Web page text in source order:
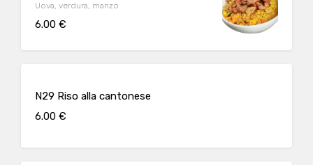
Uova, verdura, manzo
6.00 €
N29 Riso alla cantonese
6.00 €